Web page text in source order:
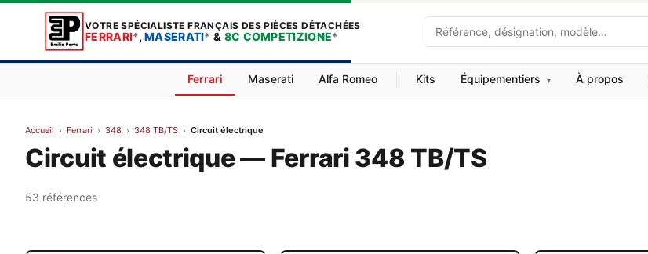
VOTRE SPÉCIALISTE FRANÇAIS DES PIÈCES DÉTACHÉES
FERRARI*,MASERATI* & 8C COMPETIZIONE*
Recherche
Ferrari Maserati Alfa Romeo Kits Équipementiers ▾ À propos
Accueil › Ferrari › 348 › 348 TB/TS › Circuit électrique
Circuit électrique — Ferrari 348 TB/TS
53 références